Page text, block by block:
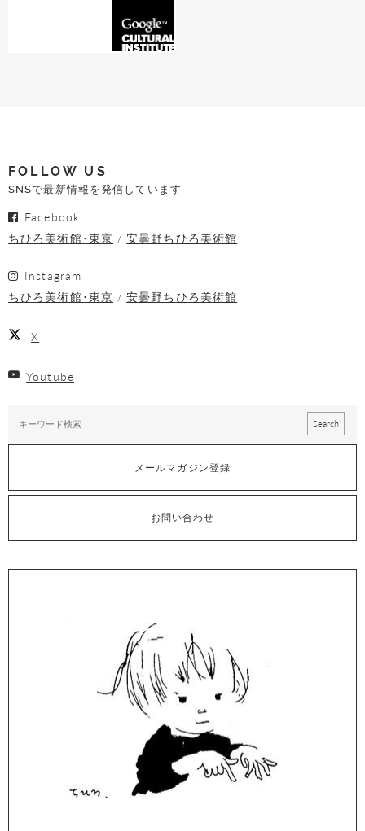
FOLLOW US
SNSで最新情報を発信しています
Facebook
ちひろ美術館･東京
安曇野ちひろ美術館
Instagram
ちひろ美術館･東京
安曇野ちひろ美術館
X
Youtube
メールマガジン登録
お問い合わせ